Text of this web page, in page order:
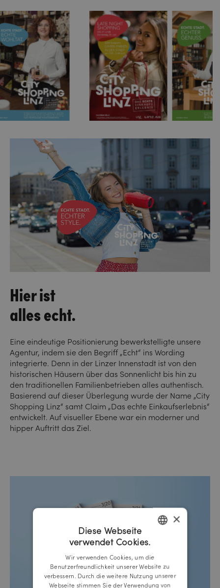
Hier ist
alles echt.
Eine eindeutige Positionierung bewerkstelligte unsere
Agentur, indem sie den Begriff „Echt“ ins Wording
integrierte. Denn in der Linzer Innenstadt ist von den
historischen Häusern über das Sonnenlicht bis hin zu
den traditionellen Familienbetrieben alles authentisch.
Basierend auf dieser Überlegung wurde der Name „City
Shopping Linz“ samt Claim „Das echte Einkaufserlebnis“
entwickelt. Auf visueller Ebene war ein moderner und
hipper Auftritt das Ziel.
GERMAN
×
Diese Webseite
verwendet Cookies.
Wir verwenden Cookies, um die
Benutzerfreundlichkeit unserer Website zu
verbessern. Durch die weitere Nutzung unserer
Webseite stimmen Sie der Verwendung von